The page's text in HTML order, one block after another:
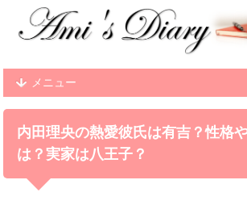
メニュー
内田理央の熱愛彼氏は有吉？性格
は？実家は八王子？